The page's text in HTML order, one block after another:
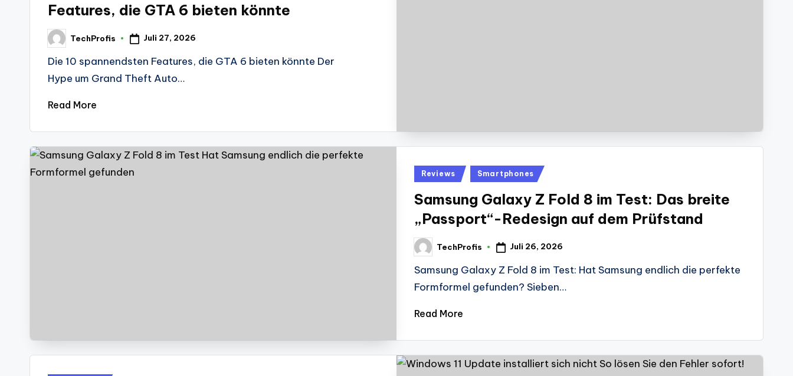
Features, die GTA 6 bieten könnte
Posted
by
TechProfis Juli 27, 2026
Die 10 spannendsten Features, die GTA 6 bieten könnte Der
Hype um Grand Theft Auto…
Read More
Posted
Reviews Smartphones
Samsung Galaxy Z Fold 8 im Test: Das breite
„Passport“-Redesign auf dem Prüfstand
Posted
by
TechProfis Juli 26, 2026
Samsung Galaxy Z Fold 8 im Test: Hat Samsung endlich die perfekte
Formformel gefunden? Sieben…
Read More